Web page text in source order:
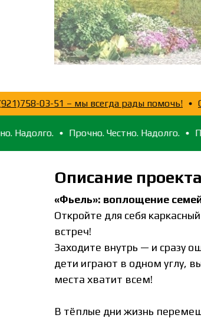
8(921)758-03-51 – мы всегда рады
Прочно. Честно. Надолго. Прочно.
Описание проекта
«Фьель»: воплощение
Откройте для себя
встреч!
Заходите внутрь — и сразу
дети играют в одном углу,
места хватит всем!
В тёплые дни жизнь